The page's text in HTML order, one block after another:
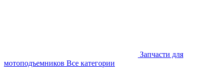
Запчасти для
мотоподъемников Все категории